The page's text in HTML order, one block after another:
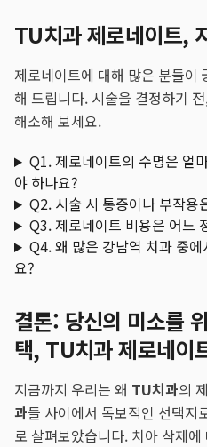
TU치과 제로네이트,
제로네이트에 대해 많은 분들이
해 드립니다. 시술을 결정하기
해소해 보세요.
Q1. 제로네이트의 수명은 얼
야 하나요?
Q2. 시술 시 통증이나 부작용
Q3. 제로네이트 비용은 어느
Q4. 왜 많은 강남역 치과 중
요?
결론: 당신의 미소를
택, TU치과 제로네이
지금까지 우리는 왜 TU치과의
과들 사이에서 독보적인 선택지
로 살펴보았습니다. 치아 삭제